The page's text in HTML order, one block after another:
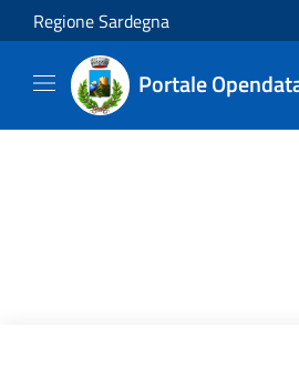
Salta al contenuto principale
Regione Sardegna
Portale